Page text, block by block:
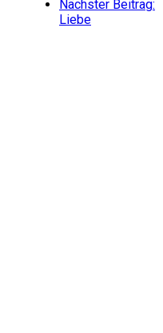
Nächster Beitrag:
Liebe